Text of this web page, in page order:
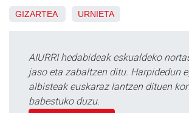
GIZARTEA URNIETA
AIURRI hedabideak eskualdeko
jaso eta zabaltzen ditu. Harpidedun
albisteak euskaraz lantzen dituen
babestuko duzu.